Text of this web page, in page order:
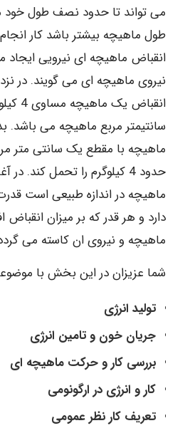
می تواند تا حدود نصف طول
طول ماهیچه بیشتر باشد کار
انقباض ماهیچه ای نیرویی
نیروی ماهیچه ای می گویند. در
سانتیمتر مربع ماهیچه می
ماهیچه با مقطع یک سانتی متر
حدود 4 کیلوگرم را تحمل کند.
ماهیچه در اندازه طبیعی است
دارد و هر قدر که بر میزان
ماهیچه و نیروی ان کاسته می
شما عزیزان در این بخش با
تولید انرژی
جریان خون و تامین انرژی
بررسی کار و حرکت ماهیچه ای
کار و انرژی در ارگونومی
تعریف کار نظر عمومی